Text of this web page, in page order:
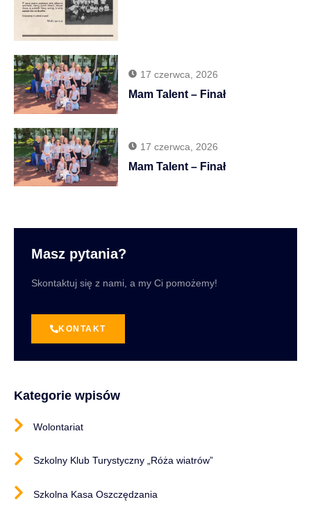
17 czerwca, 2026
Mam Talent – Finał
17 czerwca, 2026
Mam Talent – Finał
Masz pytania?
Skontaktuj się z nami, a my Ci pomożemy!
KONTAKT
Kategorie wpisów
Wolontariat
Szkolny Klub Turystyczny „Róża wiatrów”
Szkolna Kasa Oszczędzania